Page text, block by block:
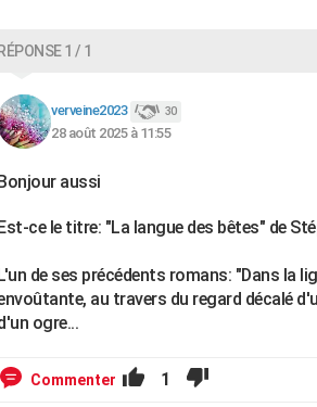
RÉPONSE 1 / 1
verveine2023 30
28 août 2025 à 11:55
aussi
ce le titre: "La langue des bêtes" de
de ses précédents romans: "Dans la
au travers du regard décalé
ogre...
Commenter 1